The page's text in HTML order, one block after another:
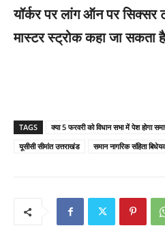
यॉर्कर पर लांग ऑन पर सिक्सर
मास्टर स्ट्रोक कहा जा सकता
TAGS
क्या 5 फरवरी को विधान सभा में पेश होगा
यूसीसी सीमांत उत्तराखंड
समान नागरिक संहिता